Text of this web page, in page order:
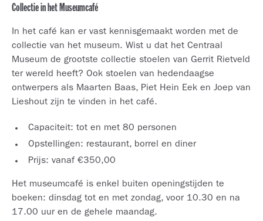
Collectie in het Museumcafé
In het café kan er vast kennisgemaakt worden met de
collectie van het museum. Wist u dat het Centraal
Museum de grootste collectie stoelen van Gerrit Rietveld
ter wereld heeft? Ook stoelen van hedendaagse
ontwerpers als Maarten Baas, Piet Hein Eek en Joep van
Lieshout zijn te vinden in het café.
Capaciteit: tot en met 80 personen
Opstellingen: restaurant, borrel en diner
Prijs: vanaf €350,00
Het museumcafé is enkel buiten openingstijden te
boeken: dinsdag tot en met zondag, voor 10.30 en na
17.00 uur en de gehele maandag.